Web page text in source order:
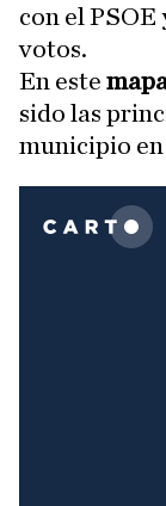
con el PSOE
votos.
En este
sido las
municipio en